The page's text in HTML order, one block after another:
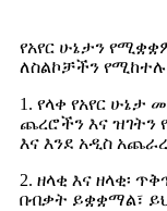
የአየር ሁኔታን
ለስልኮቻችን
1. የላቀ የአየር ሁኔታ
ጨረሮችን እና
እና እንደ አዲስ
2. ዘላቂ እና ዘላቂ፡
በብቃት ይቋቋማል፣